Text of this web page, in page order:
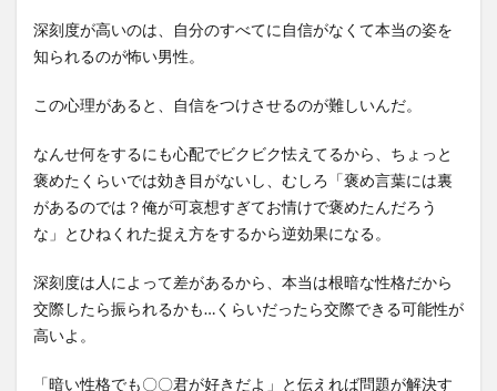
深刻度が高いのは、自分のすべてに自信がなくて本当の姿を
知られるのが怖い男性。
この心理があると、自信をつけさせるのが難しいんだ。
なんせ何をするにも心配でビクビク怯えてるから、ちょっと
褒めたくらいでは効き目がないし、むしろ「褒め言葉には裏
があるのでは？俺が可哀想すぎてお情けで褒めたんだろう
な」とひねくれた捉え方をするから逆効果になる。
深刻度は人によって差があるから、本当は根暗な性格だから
交際したら振られるかも…くらいだったら交際できる可能性が
高いよ。
「暗い性格でも〇〇君が好きだよ」と伝えれば問題が解決す